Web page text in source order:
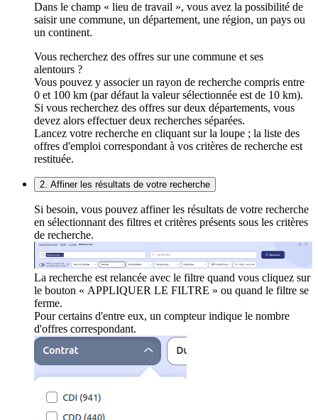
Dans le champ « lieu de travail », vous avez la possibilité de
saisir une commune, un département, une région, un pays ou
un continent.
Vous recherchez des offres sur une commune et ses
alentours ?
Vous pouvez y associer un rayon de recherche compris entre
0 et 100 km (par défaut la valeur sélectionnée est de 10 km).
Si vous recherchez des offres sur deux départements, vous
devez alors effectuer deux recherches séparées.
Lancez votre recherche en cliquant sur la loupe ; la liste des
offres d'emploi correspondant à vos critères de recherche est
restituée.
2. Affiner les résultats de votre recherche
Si besoin, vous pouvez affiner les résultats de votre recherche
en sélectionnant des filtres et critères présents sous les critères
de recherche.
La recherche est relancée avec le filtre quand vous cliquez sur
le bouton « APPLIQUER LE FILTRE » ou quand le filtre se
ferme.
Pour certains d'entre eux, un compteur indique le nombre
d'offres correspondant.